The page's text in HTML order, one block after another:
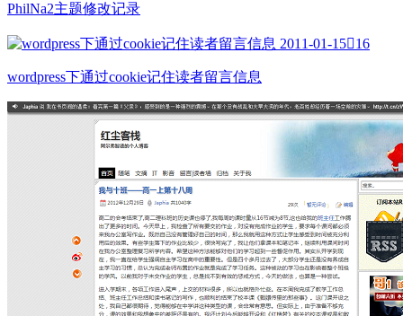
PhilNa2主题修改记录
2011-01-1516
wordpress下通过cookie记住读者留言信息